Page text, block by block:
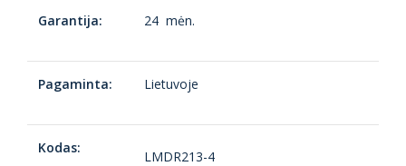
Garantija: 24 mėn.
Pagaminta: Lietuvoje
Kodas:
LMDR213-4